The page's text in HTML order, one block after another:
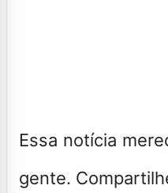
Essa notícia
gente.